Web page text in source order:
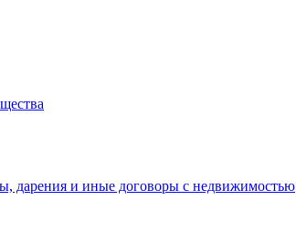
дарения и иные договоры с недвижимостью